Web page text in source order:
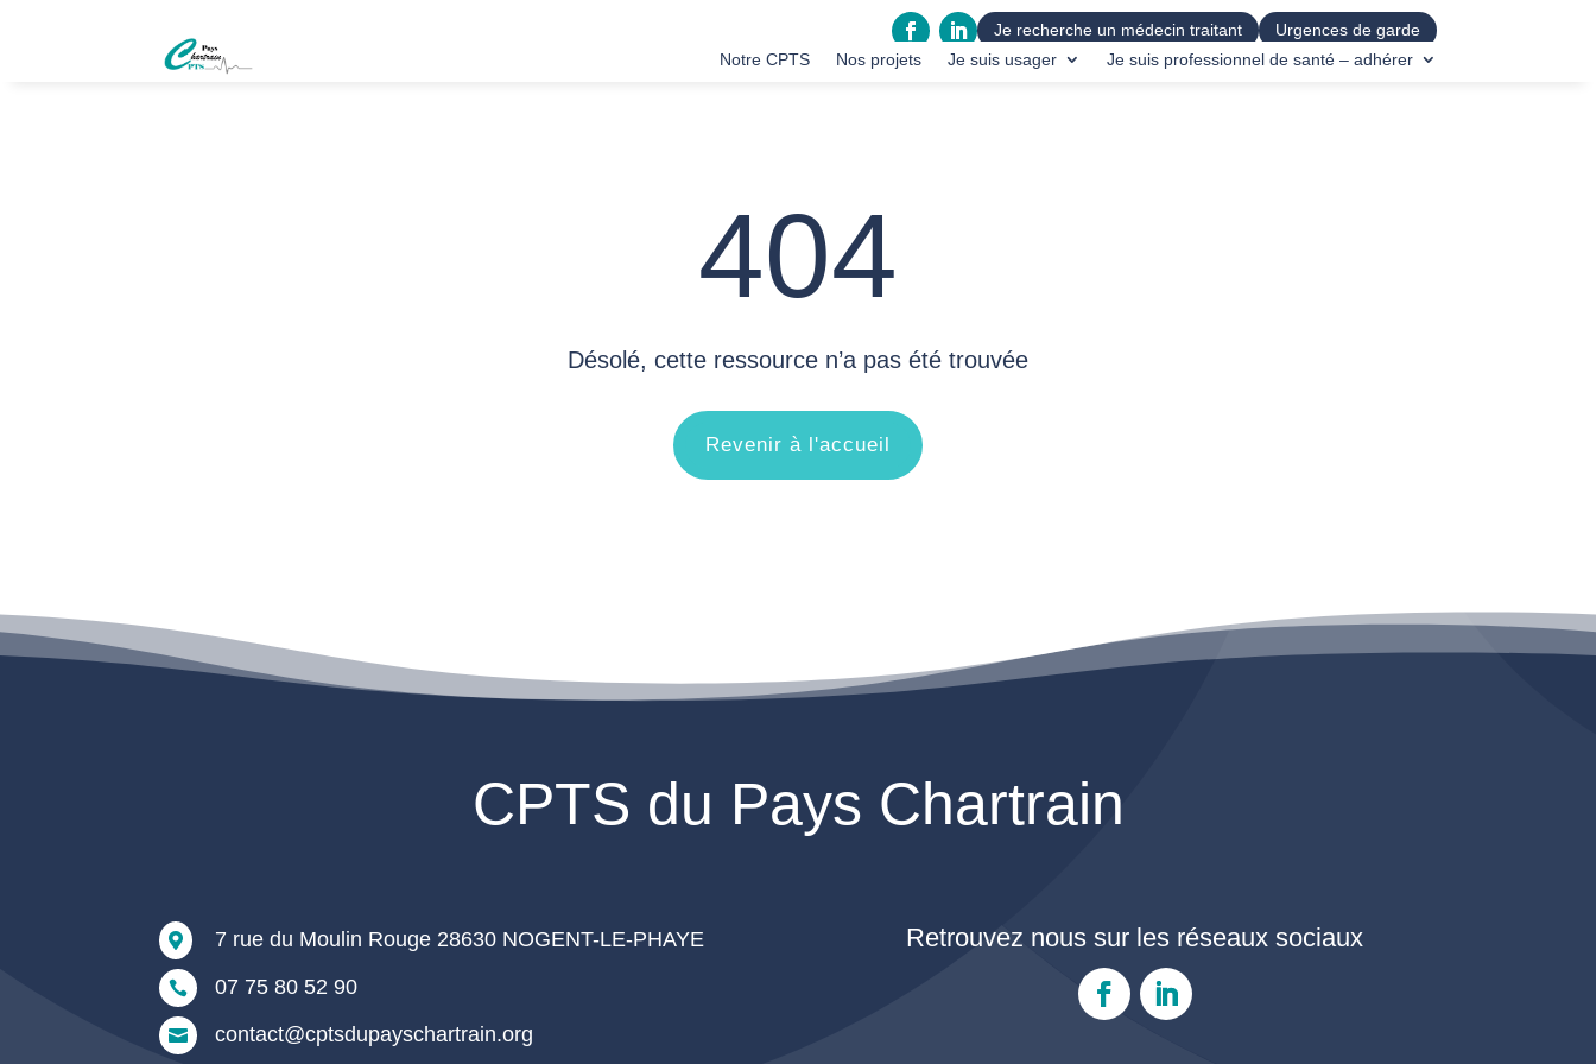
Je recherche un médecin traitant
Urgences de garde
Notre CPTS
Nos projets Je suis usager Je suis professionnel de santé – adhérer
404
Désolé, cette ressource n’a pas été trouvée
Revenir à l'accueil
CPTS du Pays Chartrain
 7 rue du Moulin Rouge 28630 NOGENT-LE-PHAYE
 07 75 80 52 90
 contact@cptsdupayschartrain.org
Retrouvez nous sur les réseaux sociaux